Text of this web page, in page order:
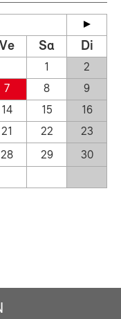
Ve Sa Di
1
2
7 8
9
14 15
16
21 22
23
28 29
30